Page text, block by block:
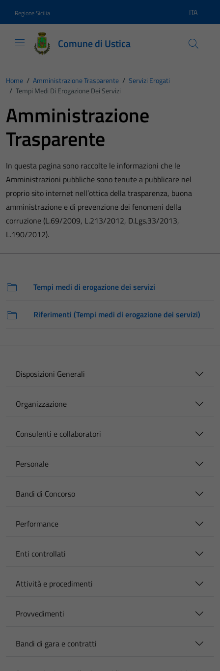
Regione Sicilia Lingua
ITA
Comune di Ustica
Home / Amministrazione Trasparente / Servizi Erogati
/ Tempi Medi Di Erogazione Dei Servizi
Amministrazione
Trasparente
In questa pagina sono raccolte le informazioni che le
Amministrazioni pubbliche sono tenute a pubblicare nel
proprio sito internet nell’ottica della trasparenza, buona
amministrazione e di prevenzione dei fenomeni della
corruzione (L.69/2009, L.213/2012, D.Lgs.33/2013,
L.190/2012).
Tempi medi di erogazione dei servizi
Riferimenti (Tempi medi di erogazione dei servizi)
Disposizioni Generali
Organizzazione
Consulenti e collaboratori
Personale
Bandi di Concorso
Performance
Enti controllati
Attività e procedimenti
Provvedimenti
Bandi di gara e contratti